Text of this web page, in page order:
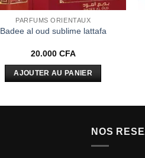
PARFUMS ORIENTAUX
Badee al oud sublime lattafa
20.000 CFA
AJOUTER AU PANIER
NOS